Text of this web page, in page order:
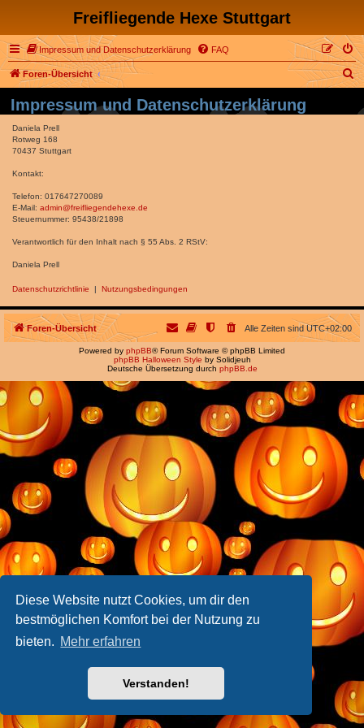
Diese Website nutzt Cookies, um dir den
bestmöglichen Komfort bei der Nutzung zu
bieten. Mehr erfahren
Verstanden!
Freifliegende Hexe Stuttgart
Impressum und Datenschutzerklärung FAQ
Foren-Übersicht
S
c
Impressum und Datenschutzerklärung
Daniela Prell
Rotweg 168
70437 Stuttgart
Kontakt:
Telefon: 017647270089
E-Mail: admin@freifliegendehexe.de
Steuernummer: 95438/21898
Verantwortlich für den Inhalt nach § 55 Abs. 2 RStV:
Daniela Prell
Datenschutzrichtlinie | Nutzungsbedingungen
Foren-Übersicht Alle Zeiten sindUTC+02:00
Powered by phpBB® Forum Software © phpBB Limited
phpBB Halloween Style by Solidjeuh
Deutsche Übersetzung durch phpBB.de